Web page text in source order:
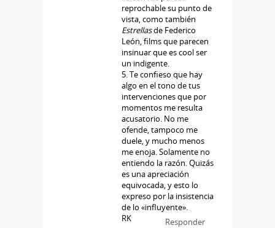
reprochable su punto de
vista, como también
Estrellasde Federico
León, films que parecen
insinuar que es cool ser
un indigente.
5. Te confieso que hay
algo en el tono de tus
intervenciones que por
momentos me resulta
acusatorio. No me
ofende, tampoco me
duele, y mucho menos
me enoja. Solamente no
entiendo la razón. Quizás
es una apreciación
equivocada, y esto lo
expreso por la insistencia
de lo «influyente».
RK
Responder